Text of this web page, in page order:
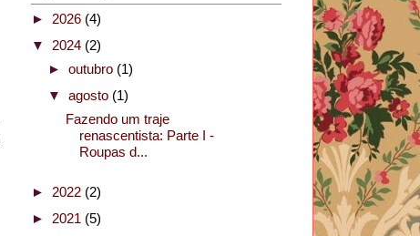
► 2026 (4)
▼ 2024 (2)
► outubro (1)
▼ agosto (1)
Fazendo um traje
renascentista: Parte I -
Roupas d...
► 2022 (2)
► 2021 (5)